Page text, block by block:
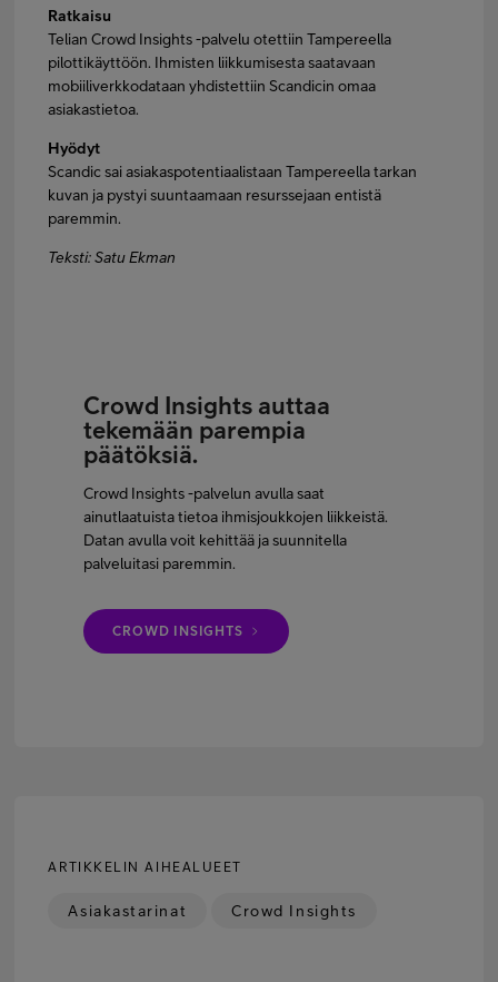
Ratkaisu
Telian Crowd Insights -palvelu otettiin Tampereella
pilottikäyttöön. Ihmisten liikkumisesta saatavaan
mobiiliverkkodataan yhdistettiin Scandicin omaa
asiakastietoa.
Hyödyt
Scandic sai asiakaspotentiaalistaan Tampereella tarkan
kuvan ja pystyi suuntaamaan resurssejaan entistä
paremmin.
Teksti: Satu Ekman
Crowd Insights auttaa
tekemään parempia
päätöksiä.
Crowd Insights -palvelun avulla saat
ainutlaatuista tietoa ihmisjoukkojen liikkeistä.
Datan avulla voit kehittää ja suunnitella
palveluitasi paremmin.
CROWD INSIGHTS
ARTIKKELIN AIHEALUEET
Asiakastarinat Crowd Insights